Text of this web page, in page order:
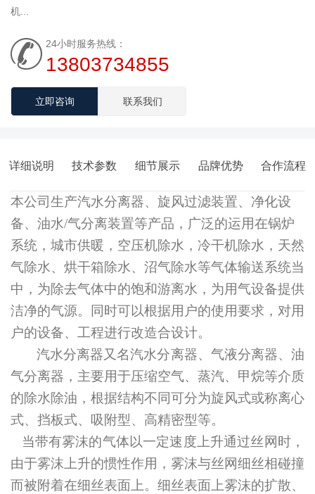
机...
24小时服务热线：
13803734855
立即咨询 联系我们
详细说明 技术参数 细节展示 品牌优势 合作流程
本公司生产汽水分离器、旋风过滤装置、净化设
备、油水/气分离装置等产品，广泛的运用在锅炉
系统，城市供暖，空压机除水，冷干机除水，天然
气除水、烘干箱除水、沼气除水等气体输送系统当
中，为除去气体中的饱和游离水，为用气设备提供
洁净的气源。同时可以根据用户的使用要求，对用
户的设备、工程进行改造合设计。
汽水分离器又名汽水分离器、气液分离器、油
气分离器，主要用于压缩空气、蒸汽、甲烷等介质
的除水除油，根据结构不同可分为旋风式或称离心
式、挡板式、 吸附型、 高精密型等。
当带有雾沫的气体以一定速度上升通过丝网时，
由于雾沫上升的惯性作用，雾沫与丝网细丝相碰撞
而被附着在细丝表面上。细丝表面上雾沫的扩散、